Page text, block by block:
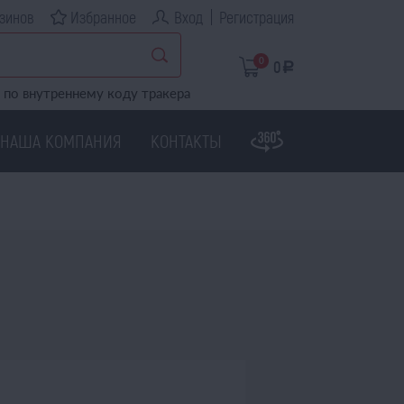
Избранное Вход Регистрация
по внутреннему коду тракера
0 0 a
НАША КОМПАНИЯ КОНТАКТЫ